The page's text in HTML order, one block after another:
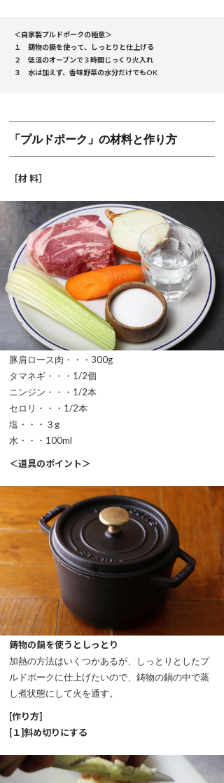
＜自家製プルドポークの極意＞
１ 鋳物の鍋を使って、しっとりと仕上げる
２ 低温のオーブンで３時間じっくり火入れ
３ 水は加えず、香味野菜の水分だけでもOK
「プルドポーク」の材料と作り方
［材 料］
豚肩ロース肉・・・300g
タマネギ・・・1/2個
ニンジン・・・1/2本
セロリ・・・1/2本
塩・・・３g
水・・・100ml
＜道具のポイント＞
鋳物の鍋を使うとしっとり
加熱の方法はいくつかあるが、しっとりとしたプ
ルドポークに仕上げたいので、鋳物の鍋の中で蒸
し煮状態にして火を通す。
[作り方]
[１]斜め切りにする